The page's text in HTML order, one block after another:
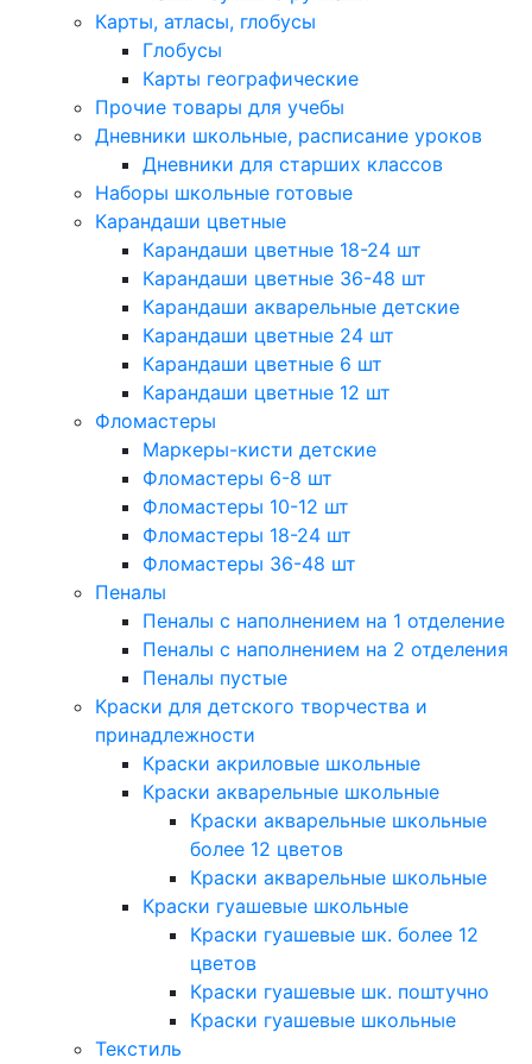
Карты, атласы, глобусы
Глобусы
Карты географические
Прочие товары для учебы
Дневники школьные, расписание уроков
Дневники для старших классов
Наборы школьные готовые
Карандаши цветные
Карандаши цветные 18-24 шт
Карандаши цветные 36-48 шт
Карандаши акварельные детские
Карандаши цветные 24 шт
Карандаши цветные 6 шт
Карандаши цветные 12 шт
Фломастеры
Маркеры-кисти детские
Фломастеры 6-8 шт
Фломастеры 10-12 шт
Фломастеры 18-24 шт
Фломастеры 36-48 шт
Пеналы
Пеналы с наполнением на 1 отделение
Пеналы с наполнением на 2 отделения
Пеналы пустые
Краски для детского творчества и
принадлежности
Краски акриловые школьные
Краски акварельные школьные
Краски акварельные школьные
более 12 цветов
Краски акварельные школьные
Краски гуашевые школьные
Краски гуашевые шк. более 12
цветов
Краски гуашевые шк. поштучно
Краски гуашевые школьные
Текстиль